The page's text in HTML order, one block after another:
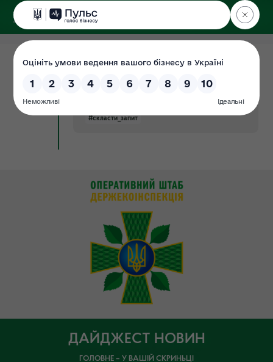
ДЕРЖЕКОІНСПЕКЦІЯ
09.01.2019
Новина
запитів
#скласти_запит
ДАЙДЖЕСТ НОВИН
ГОЛОВНЕ – У ВАШІЙ СКРИНЬЦІ